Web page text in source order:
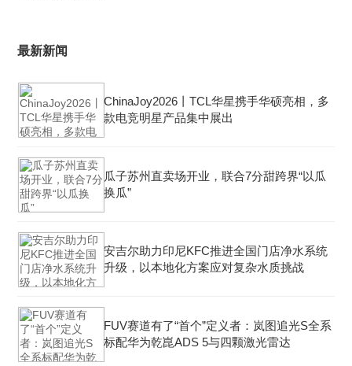
最新新闻
ChinaJoy2026丨TCL华星携手华硕亮相，多
款电竞明星产品集中展出
瓜子苏州直卖场开业，联合7分甜跨界“以瓜
换瓜”
安吉尔助力印尼KFC推进全国门店净水系统
升级，以本地化方案应对复杂水质挑战
FUV赛道有了“首个”定义者：岚图追光S全系
标配华为乾崑ADS 5与四颗激光雷达